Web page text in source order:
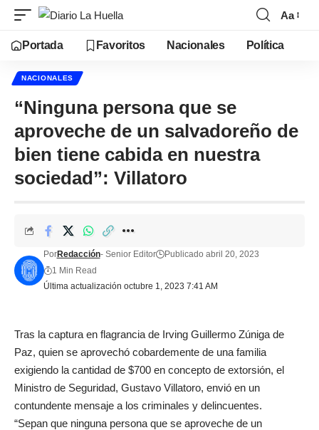
Aa
Portada Favoritos Nacionales Política
NACIONALES
“Ninguna persona que se
aproveche de un salvadoreño de
bien tiene cabida en nuestra
sociedad”: Villatoro
Última actualización octubre 1, 2023 7:41 AM
PorRedacción- Senior Editor
Publicado abril 20, 2023
1 Min Read
Tras la captura en flagrancia de Irving Guillermo Zúniga de
Paz, quien se aprovechó cobardemente de una familia
exigiendo la cantidad de $700 en concepto de extorsión, el
Ministro de Seguridad, Gustavo Villatoro, envió en un
contundente mensaje a los criminales y delincuentes.
“Sepan que ninguna persona que se aproveche de un